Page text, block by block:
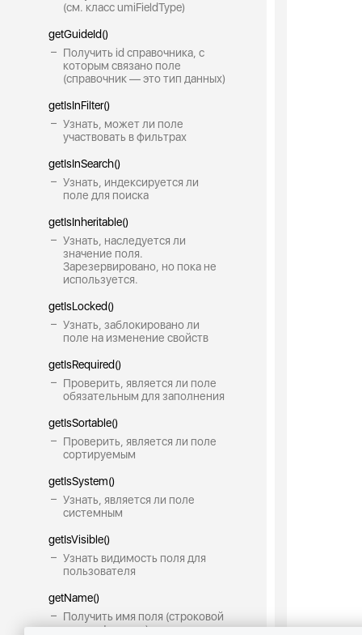
(см. класс umiFieldType)
getGuideId()
Получить id справочника, с
которым связано поле
(справочник — это тип данных)
getIsInFilter()
Узнать, может ли поле
участвовать в фильтрах
getIsInSearch()
Узнать, индексируется ли
поле для поиска
getIsInheritable()
Узнать, наследуется ли
значение поля.
Зарезервировано, но пока не
используется.
getIsLocked()
Узнать, заблокировано ли
поле на изменение свойств
getIsRequired()
Проверить, является ли поле
обязательным для заполнения
getIsSortable()
Проверить, является ли поле
сортируемым
getIsSystem()
Узнать, является ли поле
системным
getIsVisible()
Узнать видимость поля для
пользователя
getName()
Получить имя поля (строковой
идентификатор)